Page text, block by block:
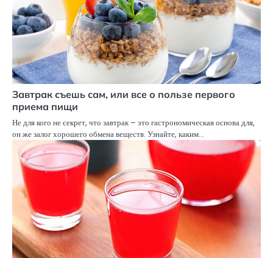
Завтрак съешь сам, или все о пользе первого
приема пищи
Не для кого не секрет, что завтрак – это гастрономическая основа для,
он же залог хорошего обмена веществ. Узнайте, каким…